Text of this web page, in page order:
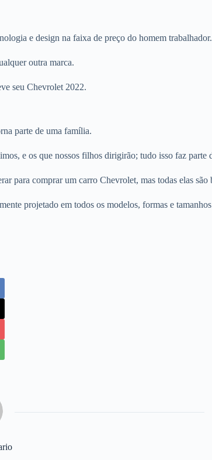
e design na faixa de preço do homem trabalhador.
outra marca.
seu Chevrolet 2022.
parte de uma família.
e os que nossos filhos dirigirão; tudo isso faz parte
para comprar um carro Chevrolet, mas todas elas são
projetado em todos os modelos, formas e